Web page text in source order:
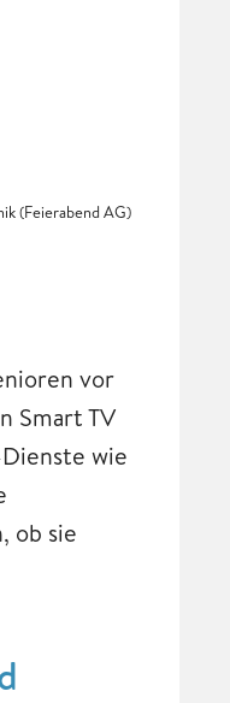
(Feierabend AG)
vor
Smart TV
wie
ob sie